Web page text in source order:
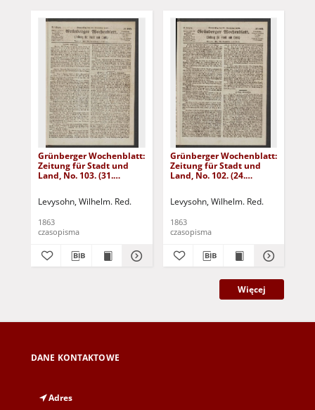
Grünberger Wochenblatt:
Zeitung für Stadt und
Land, No. 103. (31.
Levysohn, Wilhelm. Red.
1863
czasopisma
Grünberger Wochenblatt:
Zeitung für Stadt und
Land, No. 102. (24.
Levysohn, Wilhelm. Red.
1863
czasopisma
Więcej
DANE KONTAKTOWE
Adres